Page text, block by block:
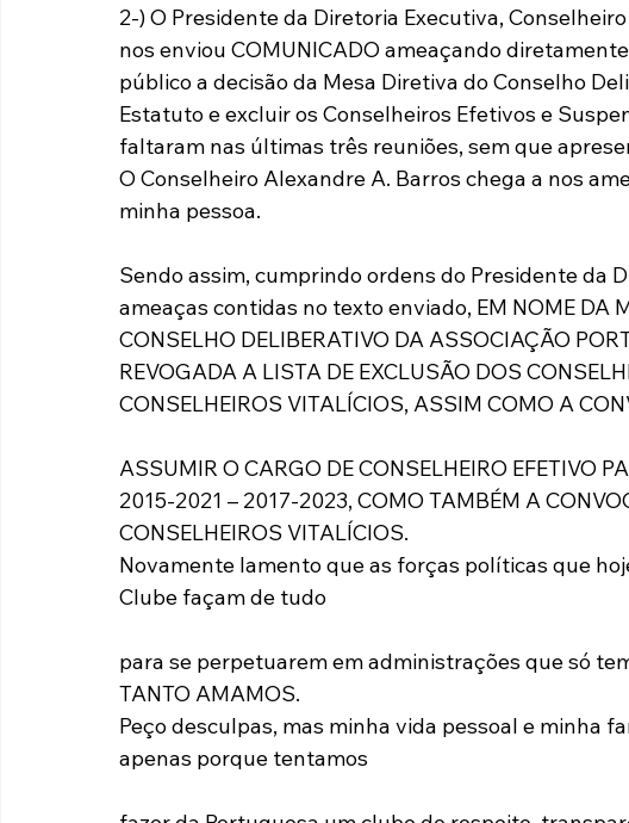
2-) O Presidente da Diretoria Executiva,
nos enviou COMUNICADO ameaçando
público a decisão da Mesa Diretiva do Conselho
Estatuto e excluir os Conselheiros Efetivos e
faltaram nas últimas três reuniões, sem que
O Conselheiro Alexandre A. Barros chega a nos
minha pessoa.
Sendo assim, cumprindo ordens do Presidente da
ameaças contidas no texto enviado, EM NOME DA
CONSELHO DELIBERATIVO DA ASSOCIAÇÃO
REVOGADA A LISTA DE EXCLUSÃO DOS
CONSELHEIROS VITALÍCIOS, ASSIM COMO A
ASSUMIR O CARGO DE CONSELHEIRO EFETIVO
2015-2021 – 2017-2023, COMO TAMBÉM A
CONSELHEIROS VITALÍCIOS.
Novamente lamento que as forças políticas que
Clube façam de tudo
para se perpetuarem em administrações que só
TANTO AMAMOS.
Peço desculpas, mas minha vida pessoal e minha
apenas porque tentamos